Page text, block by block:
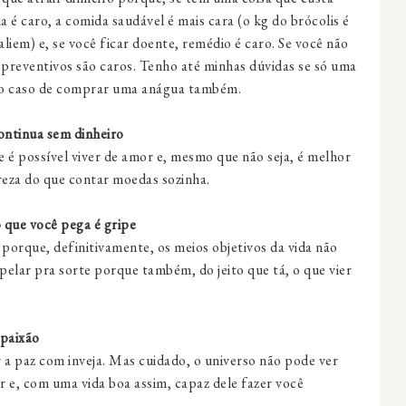
é caro, a comida saudável é mais cara (o kg do brócolis é
e, se você ficar doente, remédio é caro. Se você não
são caros. Tenho até minhas dúvidas se só uma
de comprar uma anágua também.
sem dinheiro
possível viver de amor e, mesmo que não seja, é melhor
do que contar moedas sozinha.
você pega é gripe
definitivamente, os meios objetivos da vida não
pra sorte porque também, do jeito que tá, o que vier
paz com inveja. Mas cuidado, o universo não pode ver
e, com uma vida boa assim, capaz dele fazer você